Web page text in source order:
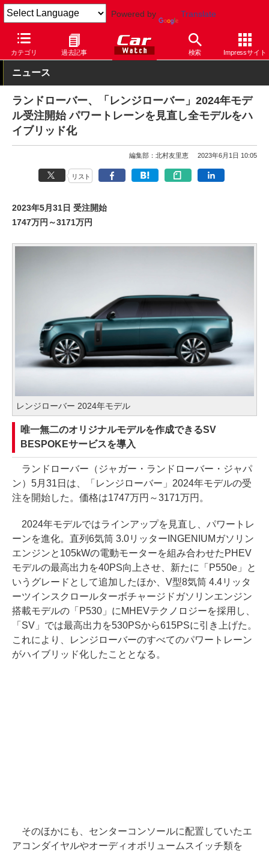
Powered by Translate
カテゴリ 過去記事 検索 Impressサイト
Car Watch 自動車 ランドローバー レンジローバー
ニュース
ランドローバー、「レンジローバー」2024年モデ
ル受注開始 パワートレーンを見直し全モデルをハ
イブリッド化
編集部：北村友里恵 2023年6月1日 10:05
リスト
2023年5月31日 受注開始
1747万円～3171万円
レンジローバー 2024年モデル
唯一無二のオリジナルモデルを作成できるSV
BESPOKEサービスを導入
ランドローバー（ジャガー・ランドローバー・ジャパ
ン）5月31日は、「レンジローバー」2024年モデルの受
注を開始した。価格は1747万円～3171万円。
2024年モデルではラインアップを見直し、パワートレ
ーンを進化。直列6気筒 3.0リッターINGENIUMガソリン
エンジンと105kWの電動モーターを組み合わせたPHEV
モデルの最高出力を40PS向上させ、新たに「P550e」と
いうグレードとして追加したほか、V型8気筒 4.4リッタ
ーツインスクロールターボチャージドガソリンエンジン
搭載モデルの「P530」にMHEVテクノロジーを採用し、
「SV」では最高出力を530PSから615PSに引き上げた。
これにより、レンジローバーのすべてのパワートレーン
がハイブリッド化したこととなる。
そのほかにも、センターコンソールに配置していたエ
アコンダイヤルやオーディオボリュームスイッチ類を